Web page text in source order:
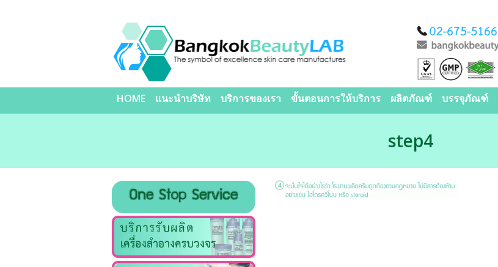
HOME แนะนำบริษัท บริการของเรา ขั้นตอนการให้บริการ ผลิตภัณฑ์ บรรจุภัณฑ์
step4